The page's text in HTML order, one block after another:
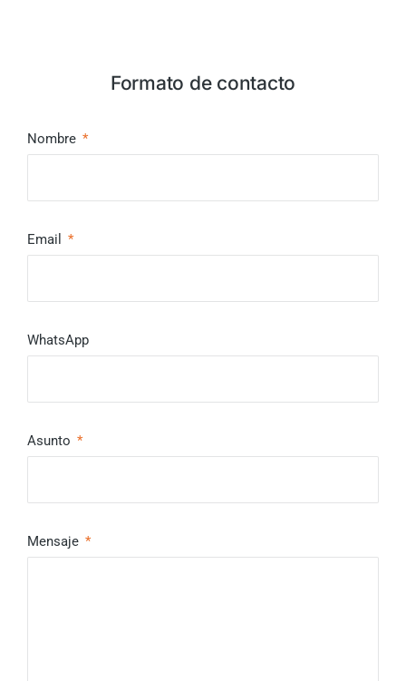
Formato de contacto
Nombre
Email
WhatsApp
Asunto
Mensaje